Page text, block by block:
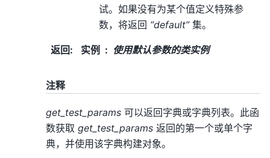
试。如果没有为某个值定义特殊参
数，将返回 “default”集。
返回: 实例 使用默认参数的类实例
注释
get_test_params 可以返回字典或字典列表。此函
数获取 get_test_params 返回的第一个或单个字
典，并使用该字典构建对象。